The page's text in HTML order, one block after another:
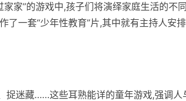
家”的游戏中,孩子们将演绎家庭生活的不
一套“少年性教育”片,其中就有主持人安
捉迷藏……这些耳熟能详的童年游戏,强调人